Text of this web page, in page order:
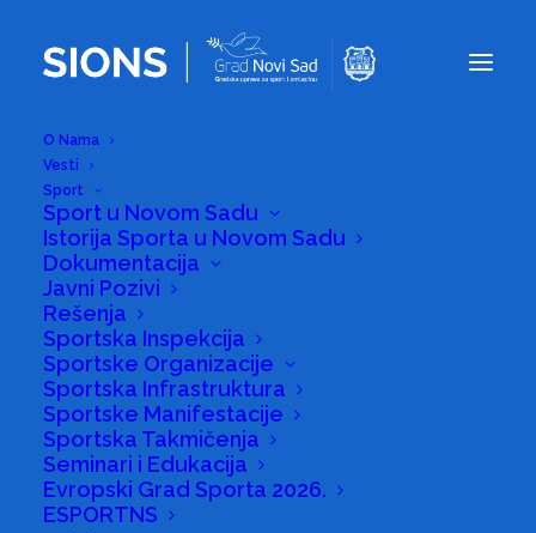
O Nama
Vesti
Sport
Sport u Novom Sadu
Istorija Sporta u Novom Sadu
Dokumentacija
Javni Pozivi
Rešenja
Sportska Inspekcija
Sportske Organizacije
Sportska Infrastruktura
Sportske Manifestacije
Sportska Takmičenja
Seminari i Edukacija
Evropski Grad Sporta 2026.
ESPORTNS
Košarka – Košarka